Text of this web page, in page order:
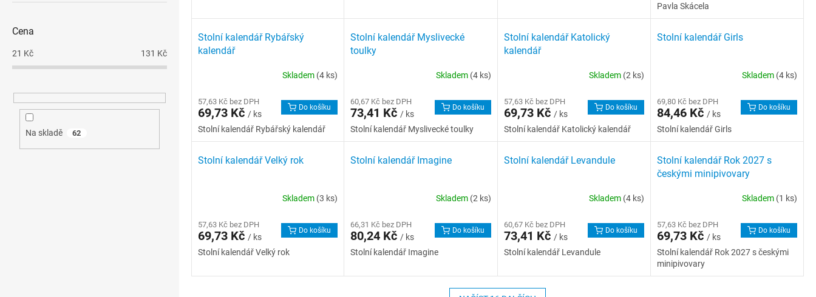
Cena
21 Kč 131 Kč
Na skladě 62
Pavla Skácela
Stolní kalendář Rybářský
kalendář
Skladem (4 ks)
57,63 Kč bez DPH
69,73 Kč / ks
Do košíku
Stolní kalendář Rybářský kalendář
Stolní kalendář Myslivecké
toulky
Skladem (4 ks)
60,67 Kč bez DPH
73,41 Kč/ ks
Do košíku
Stolní kalendář Myslivecké toulky
Stolní kalendář Katolický
kalendář
Skladem (2 ks)
57,63 Kč bez DPH
69,73 Kč / ks
Do košíku
Stolní kalendář Katolický kalendář
Stolní kalendář Girls
Skladem (4 ks)
69,80 Kč bez DPH
84,46 Kč / ks
Do košíku
Stolní kalendář Girls
Stolní kalendář Velký rok
Skladem (3 ks)
57,63 Kč bez DPH
69,73 Kč / ks
Do košíku
Stolní kalendář Velký rok
Stolní kalendář Imagine
Skladem (2 ks)
66,31 Kč bez DPH
80,24 Kč/ ks
Do košíku
Stolní kalendář Imagine
Stolní kalendář Levandule
Skladem (4 ks)
60,67 Kč bez DPH
73,41 Kč / ks
Do košíku
Stolní kalendář Levandule
Stolní kalendář Rok 2027 s
českými minipivovary
Skladem (1 ks)
57,63 Kč bez DPH
69,73 Kč / ks
Do košíku
Stolní kalendář Rok 2027 s českými
minipivovary